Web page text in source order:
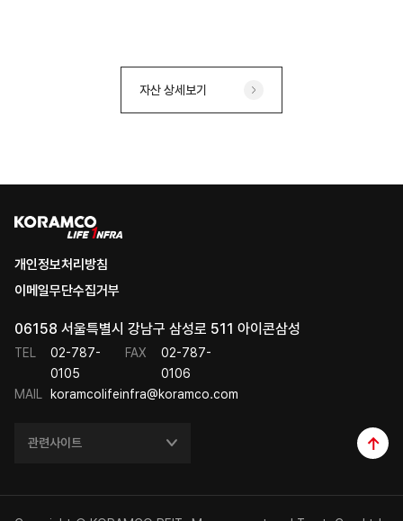
자산 상세보기
개인정보처리방침
이메일무단수집거부
06158 서울특별시 강남구 삼성로 511 아이콘삼성
TEL
02-787-
0105
FAX
02-787-
0106
MAIL
koramcolifeinfra@koramco.com
관련사이트